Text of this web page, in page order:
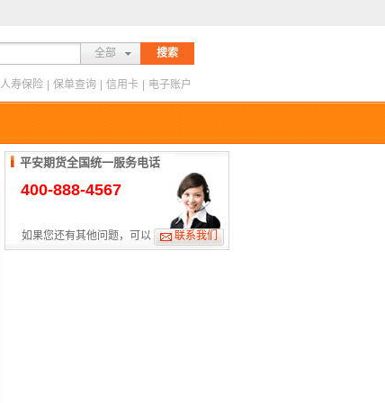
全部 搜索
人寿保险 保单查询 信用卡 电子账户
平安期货全国统一服务电话
400-888-4567
如果您还有其他问题，可以 联系我们